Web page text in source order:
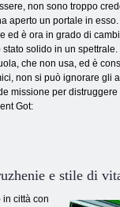
non sono troppo
aperto un portale in
ed è ora in grado di
solido in un spettrale.
che non usa, ed è
non si può ignorare gli
missione per
Got:
e stile di
città con